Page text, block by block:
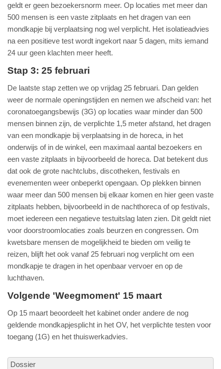
geldt er geen bezoekersnorm meer. Op locaties met meer dan
500 mensen is een vaste zitplaats en het dragen van een
mondkapje bij verplaatsing nog wel verplicht. Het isolatieadvies
na een positieve test wordt ingekort naar 5 dagen, mits iemand
24 uur geen klachten meer heeft.
Stap 3: 25 februari
De laatste stap zetten we op vrijdag 25 februari. Dan gelden
weer de normale openingstijden en nemen we afscheid van: het
coronatoegangsbewijs (3G) op locaties waar minder dan 500
mensen binnen zijn, de verplichte 1,5 meter afstand, het dragen
van een mondkapje bij verplaatsing in de horeca, in het
onderwijs of in de winkel, een maximaal aantal bezoekers en
een vaste zitplaats in bijvoorbeeld de horeca. Dat betekent dus
dat ook de grote nachtclubs, discotheken, festivals en
evenementen weer onbeperkt opengaan. Op plekken binnen
waar meer dan 500 mensen bij elkaar komen en hier geen vaste
zitplaats hebben, bijvoorbeeld in de nachthoreca of op festivals,
moet iedereen een negatieve testuitslag laten zien. Dit geldt niet
voor doorstroomlocaties zoals beurzen en congressen. Om
kwetsbare mensen de mogelijkheid te bieden om veilig te
reizen, blijft het ook vanaf 25 februari nog verplicht om een
mondkapje te dragen in het openbaar vervoer en op de
luchthaven.
Volgende 'Weegmoment' 15 maart
Op 15 maart beoordeelt het kabinet onder andere de nog
geldende mondkapjesplicht in het OV, het verplichte testen voor
toegang (1G) en het thuiswerkadvies.
Dossier